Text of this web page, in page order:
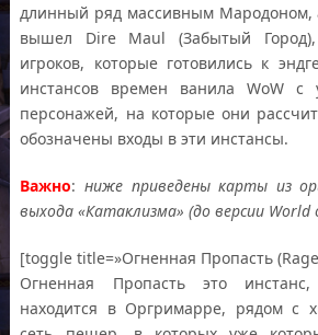
длинный ряд массивным Мародоном,
вышел Dire Maul (Забытый
игроков, которые готовились к
инстансов времен ванила WoW c
персонажей, на которые они
обозначены входы в эти инстансы.
Важно:ниже приведены карты из
выхода «Катаклизма» (до версии World
[toggle title=»Огненная Пропасть
Огненная Пропасть это
находится в Оргримарре, рядом с